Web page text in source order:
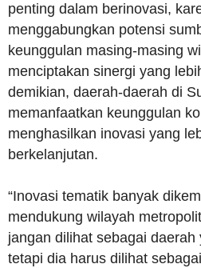
penting dalam berinovasi,
menggabungkan potensi
keunggulan masing-masing
menciptakan sinergi yang
demikian, daerah-daerah di
memanfaatkan keunggulan
menghasilkan inovasi yang
berkelanjutan.
“Inovasi tematik banyak
mendukung wilayah
jangan dilihat sebagai daerah
tetapi dia harus dilihat